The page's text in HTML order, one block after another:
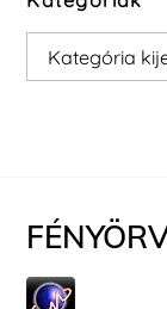
Kategóriák